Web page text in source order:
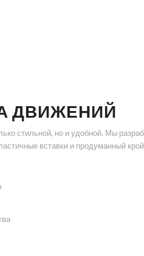
ДВИЖЕНИЙ
стильной, но и удобной. Мы
вставки и продуманный